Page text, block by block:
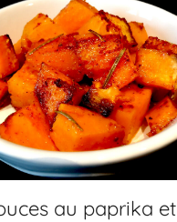
au paprika et